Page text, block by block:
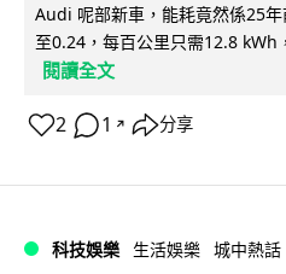
Audi 呢部新車，能耗竟然係25
至0.24，每百公里只需12.8 kWh
閱讀全文
2 1 ↗ 分享
科技娛樂 生活娛樂 城中熱話